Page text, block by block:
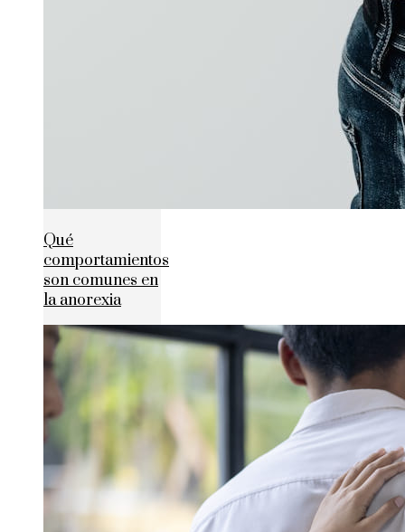
Qué
comportamientos
son comunes en
la anorexia